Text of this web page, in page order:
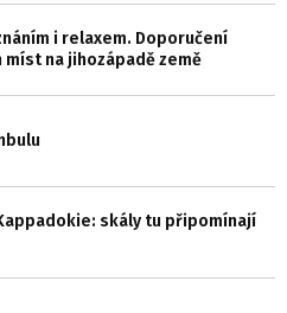
i relaxem. Doporučení
na jihozápadě země
skály tu připomínají